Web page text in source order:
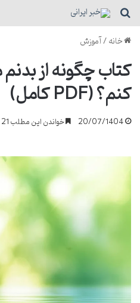
جستجو برای
خانه/آموزش
کتاب چگونه از
کنم؟ (PDF کامل)
20/07/1404 خواندن این مطلب 21 دقیقه زمان میبرد